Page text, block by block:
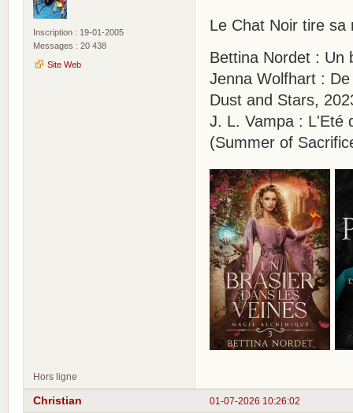
Inscription : 19-01-2005
Messages : 20 438
Site Web
Le Chat Noir tire sa
Bettina Nordet : Un
Jenna Wolfhart :
Dust and Stars,
J. L. Vampa : L'Eté
(Summer of
Hors ligne
01-07-2026 10:26:02
Christian